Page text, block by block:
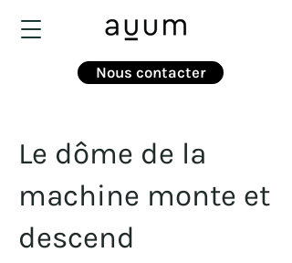
Nous contacter
Le dôme de la
machine monte et
descend